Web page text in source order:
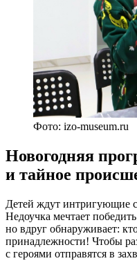
Фото: izo-museum.ru
Новогодняя
и тайное
Детей ждут интригующие
Недоучка мечтает
но вдруг обнаруживает:
принадлежности! Чтобы
с героями отправятся в